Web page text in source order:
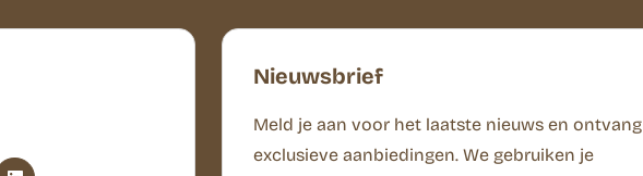
Nieuwsbrief
Meld je aan voor het laatste nieuws en ontvang
exclusieve aanbiedingen. We gebruiken je